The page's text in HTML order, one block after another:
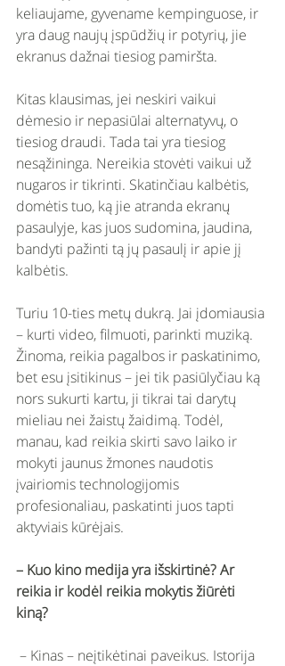
keliaujame, gyvename kempinguose, ir
yra daug naujų įspūdžių ir potyrių, jie
ekranus dažnai tiesiog pamiršta.
Kitas klausimas, jei neskiri vaikui
dėmesio ir nepasiūlai alternatyvų, o
tiesiog draudi. Tada tai yra tiesiog
nesąžininga. Nereikia stovėti vaikui už
nugaros ir tikrinti. Skatinčiau kalbėtis,
domėtis tuo, ką jie atranda ekranų
pasaulyje, kas juos sudomina, jaudina,
bandyti pažinti tą jų pasaulį ir apie jį
kalbėtis.
Turiu 10-ties metų dukrą. Jai įdomiausia
– kurti video, filmuoti, parinkti muziką.
Žinoma, reikia pagalbos ir paskatinimo,
bet esu įsitikinus – jei tik pasiūlyčiau ką
nors sukurti kartu, ji tikrai tai darytų
mieliau nei žaistų žaidimą. Todėl,
manau, kad reikia skirti savo laiko ir
mokyti jaunus žmones naudotis
įvairiomis technologijomis
profesionaliau, paskatinti juos tapti
aktyviais kūrėjais.
– Kuo kino medija yra išskirtinė? Ar
reikia ir kodėl reikia mokytis žiūrėti
kiną?